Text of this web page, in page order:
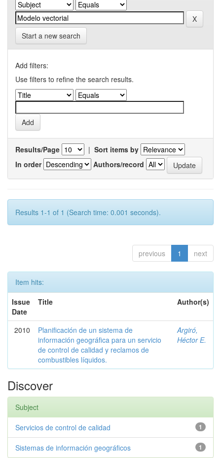
Start a new search
Add filters:
Use filters to refine the search results.
Results/Page | Sort items by
In order
Authors/record
Results 1-1 of 1 (Search time: 0.001 seconds).
previous 1 next
Item hits:
Issue
Date
Title Author(s)
2010
Planificación de un sistema de
información geográfica para un servicio
de control de calidad y reclamos de
combustibles líquidos.
Argiró,
Héctor E.
Discover
Subject
1
Servicios de control de calidad
1
Sistemas de información geográficos